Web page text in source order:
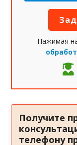
Нажимая
Получите
телефону